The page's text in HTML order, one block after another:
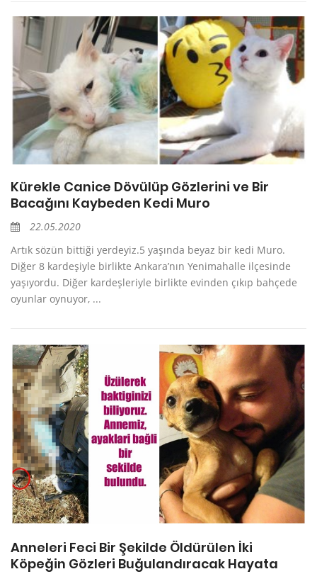
Kürekle Canice Dövülüp Gözlerini ve Bir
Bacağını Kaybeden Kedi Muro
22.05.2020
Artık sözün bittiği yerdeyiz.5 yaşında beyaz bir kedi Muro.
Diğer 8 kardeşiyle birlikte Ankara’nın Yenimahalle ilçesinde
yaşıyordu. Diğer kardeşleriyle birlikte evinden çıkıp bahçede
oyunlar oynuyor, ...
Anneleri Feci Bir Şekilde Öldürülen İki
Köpeğin Gözleri Buğulandıracak Hayata